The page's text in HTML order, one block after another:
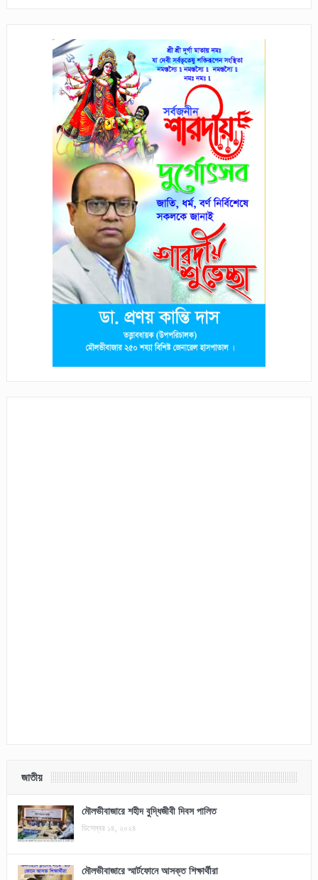
জাতীয়
মৌলভীবাজারে শহীদ বুদ্ধিজীবী দিবস পালিত
ডিসেম্বর ১৪, ২০২৪
মৌলভীবাজারে স্মার্টফোনে আসক্ত শিক্ষার্থীরা